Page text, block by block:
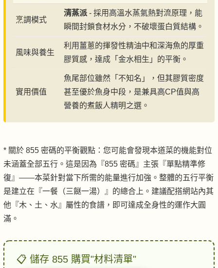
烹調模式
清蒸派 - 採用高溫水蒸氣熱對流原理，能
瞬間封鎖食材水分，不破壞蛋白質結構。
風味與養生
利用薑蔥的揮發性精油中和深海魚的厚重
膠質感，達成「金水相生」的平衡。
實用價值
魚尾部位雖然「不知名」，但其膠質密度
甚至優於魚身中段，是兼具高CP值與高
營養的煮飯人精明之選。
* 關於 855 密碼的平衡觀點：您可能會發現本道菜的機能對位
未涵蓋全部五行。這是因為『855 密碼』主張『單點精準修
復』——本菜針對當下所需的能量進行加強。整體的五行平衡
是建立在『一餐（三餸一湯）』的總合上。建議配搭網站內其
他『木、土、水』屬性的食譜，即可達成全身性的運作大圓
滿。
📋 儲存 855 購買"材料清單"